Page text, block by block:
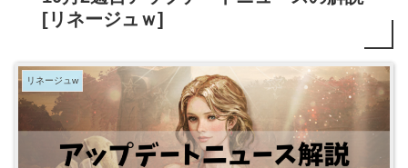
[リネージュｗ]
リネージュw